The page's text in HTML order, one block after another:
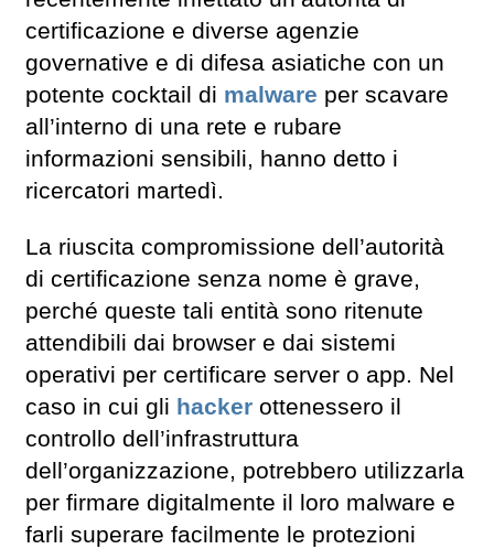
certificazione e diverse agenzie
governative e di difesa asiatiche con un
potente cocktail di malware per scavare
all’interno di una rete e rubare
informazioni sensibili, hanno detto i
ricercatori martedì.
La riuscita compromissione dell’autorità
di certificazione senza nome è grave,
perché queste tali entità sono ritenute
attendibili dai browser e dai sistemi
operativi per certificare server o app. Nel
caso in cui gli hacker ottenessero il
controllo dell’infrastruttura
dell’organizzazione, potrebbero utilizzarla
per firmare digitalmente il loro malware e
farli superare facilmente le protezioni